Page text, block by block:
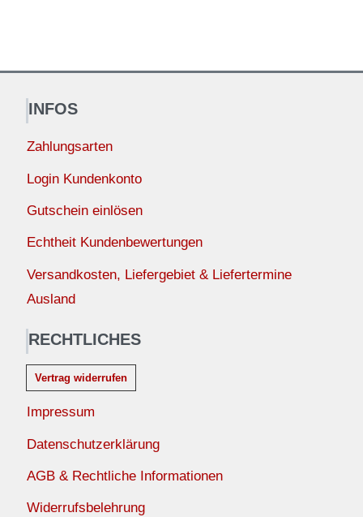
INFOS
Zahlungsarten
Login Kundenkonto
Gutschein einlösen
Echtheit Kundenbewertungen
Versandkosten, Liefergebiet & Liefertermine
Ausland
RECHTLICHES
Vertrag widerrufen
Impressum
Datenschutzerklärung
AGB & Rechtliche Informationen
Widerrufsbelehrung